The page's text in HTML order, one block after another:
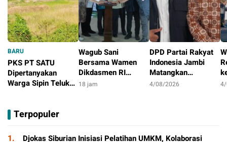
BARU
PKS PT SATU
Dipertanyakan
Warga Sipin Teluk
Sorotan
Wagub Sani
Bersama Wamen
Dikdasmen RI
Luncurkan Aplikasi
18 jam
DPD Partai Rakyat
Indonesia Jambi
Matangkan
Persiapan
4/08/2026
Terpopuler
1.
Djokas Siburian Inisiasi Pelatihan UMKM, Kolaborasi